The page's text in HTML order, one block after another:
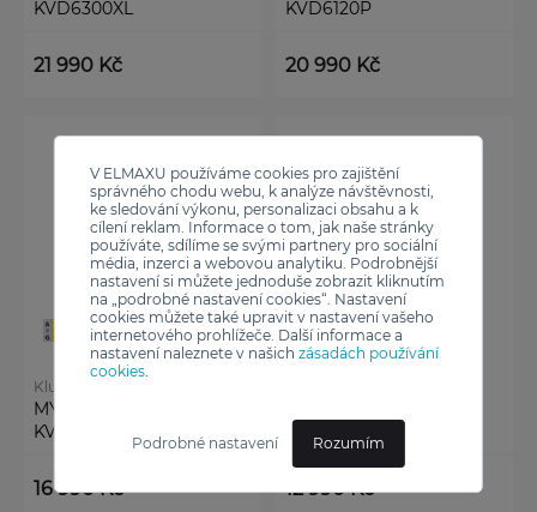
V ELMAXU používáme cookies pro zajištění
správného chodu webu, k analýze návštěvnosti,
ke sledování výkonu, personalizaci obsahu a k
cílení reklam. Informace o tom, jak naše stránky
používáte, sdílíme se svými partnery pro sociální
média, inzerci a webovou analytiku. Podrobnější
nastavení si můžete jednoduše zobrazit kliknutím
na „podrobné nastavení cookies“. Nastavení
cookies můžete také upravit v nastavení vašeho
internetového prohlížeče. Další informace a
nastavení naleznete v našich zásadách používání
cookies.
Podrobné nastavení Rozumím
KVD6300XL
21 990 Kč
KVD6120P
20 990 Kč
Kluge
MYČKA VESTAVNÁ
KVD6110P
16 990 Kč
KVD6100P
12 990 Kč